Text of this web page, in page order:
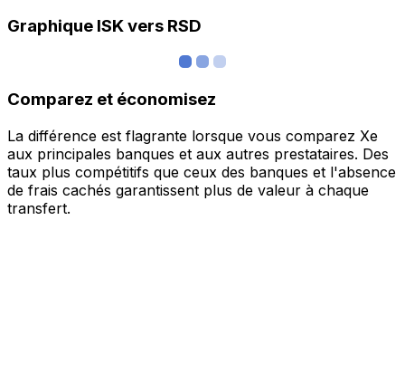
Graphique ISK vers RSD
Comparez et économisez
La différence est flagrante lorsque vous comparez Xe
aux principales banques et aux autres prestataires. Des
taux plus compétitifs que ceux des banques et l'absence
de frais cachés garantissent plus de valeur à chaque
transfert.